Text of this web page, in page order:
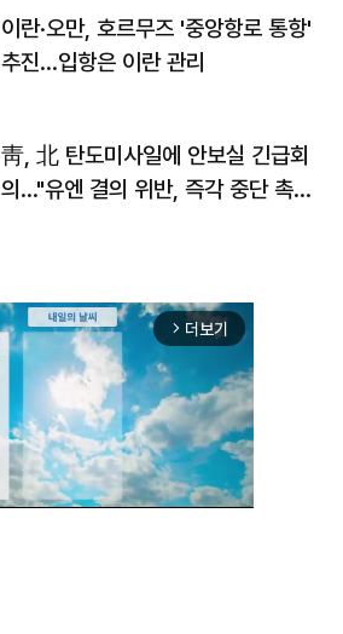
이란·오만, 호르무즈 '중앙항로 통항'
추진…입항은 이란 관리
靑, 北 탄도미사일에 안보실 긴급회
의…"유엔 결의 위반, 즉각 중단 촉
arrow_forward_ios 더보기